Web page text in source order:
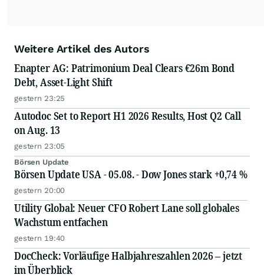
Weitere Artikel des Autors
Enapter AG: Patrimonium Deal Clears €26m Bond
Debt, Asset-Light Shift
gestern 23:25
Autodoc Set to Report H1 2026 Results, Host Q2 Call
on Aug. 13
gestern 23:05
Börsen Update
Börsen Update USA - 05.08. - Dow Jones stark +0,74 %
gestern 20:00
Utility Global: Neuer CFO Robert Lane soll globales
Wachstum entfachen
gestern 19:40
DocCheck: Vorläufige Halbjahreszahlen 2026 – jetzt
im Überblick